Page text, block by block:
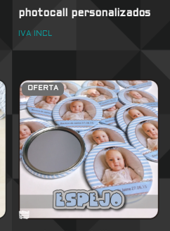
photocall personalizados
IVA INCL
OFERTA